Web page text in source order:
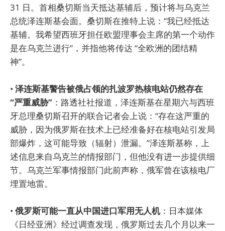
31 日。首相桑切斯当天抵达基辅后，预计将与乌克兰
总统泽连斯基会面。桑切斯在推特上说：“我已经抵达
基辅。我希望西班牙担任欧盟理事会主席的第一个动作
是在乌克兰进行”，并指他将传达 “全欧洲的团结精
神”。
• 泽连斯基警告被俄占领的扎波罗热核电站仍然存在
“严重威胁” ：路透社社报道，泽连斯基在星期六与西班
牙总理桑切斯召开的联合记者会上说：“存在这严重的
威胁，因为俄罗斯在技术上已经准备好在核电站引发局
部爆炸，这可能导致（辐射）泄漏。”泽连斯基称，上
述信息来自乌克兰的情报部门，但他没有进一步提供细
节。乌克兰军事情报部门此前声称，俄军曾在该核电厂
埋置地雷。
• 俄罗斯可能一直从中国进口军用无人机：日本媒体
《日经亚洲》经过调查发现，俄罗斯过去几个月以来一